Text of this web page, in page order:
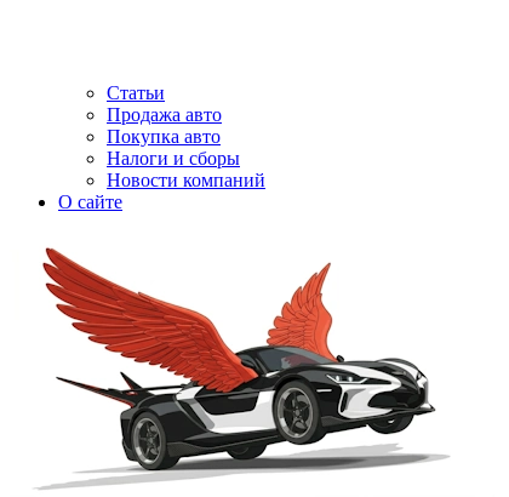
Статьи
Продажа авто
Покупка авто
Налоги и сборы
Новости компаний
О сайте